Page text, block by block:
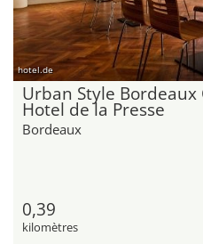
hotel.de
Urban Style Bordeaux
Hotel de la Presse
Bordeaux
0,39
kilomètres